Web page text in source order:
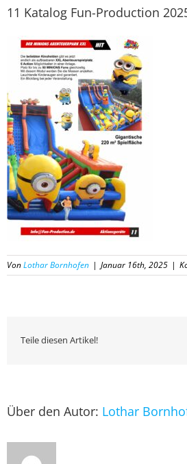
11 Katalog Fun-Production
VonLothar Bornhofen | Januar 16th, 2025 |
Teile diesen Artikel!
Über den Autor: Lothar